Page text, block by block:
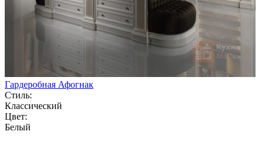
Гардеробная Афогнак
Стиль:
Классический
Цвет:
Белый